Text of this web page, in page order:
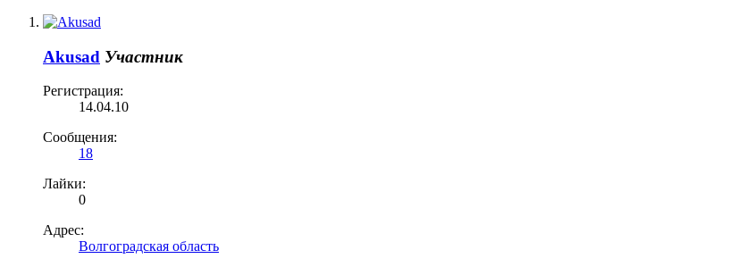
Akusad Участник
Регистрация:
14.04.10
Сообщения:
18
Лайки:
0
Адрес:
Волгоградская область